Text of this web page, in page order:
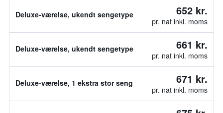
Deluxe-værelse, ukendt sengetype 652 kr.
pr. nat inkl. moms
Deluxe-værelse, ukendt sengetype 661 kr.
pr. nat inkl. moms
Deluxe-værelse, 1 ekstra stor seng 671 kr.
pr. nat inkl. moms